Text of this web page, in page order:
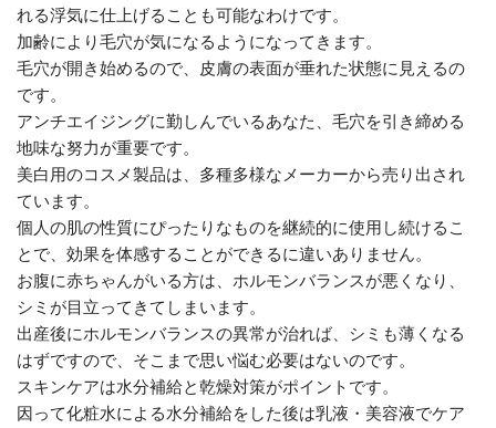
れる浮気に仕上げることも可能なわけです。
加齢により毛穴が気になるようになってきます。
毛穴が開き始めるので、皮膚の表面が垂れた状態に見えるの
です。
アンチエイジングに勤しんでいるあなた、毛穴を引き締める
地味な努力が重要です。
美白用のコスメ製品は、多種多様なメーカーから売り出され
ています。
個人の肌の性質にぴったりなものを継続的に使用し続けるこ
とで、効果を体感することができるに違いありません。
お腹に赤ちゃんがいる方は、ホルモンバランスが悪くなり、
シミが目立ってきてしまいます。
出産後にホルモンバランスの異常が治れば、シミも薄くなる
はずですので、そこまで思い悩む必要はないのです。
スキンケアは水分補給と乾燥対策がポイントです。
因って化粧水による水分補給をした後は乳液・美容液でケア